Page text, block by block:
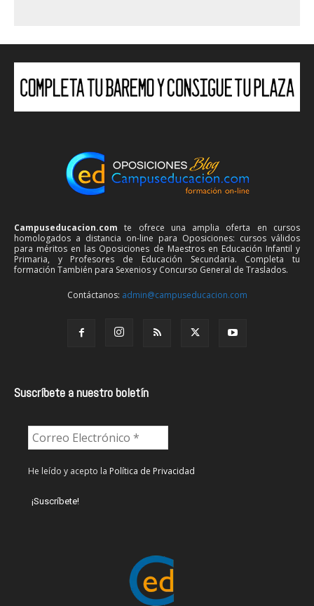
Campuseducacion.com te ofrece una amplia oferta en cursos
homologados a distancia on-line para Oposiciones: cursos válidos
para méritos en las Oposiciones de Maestros en Educación Infantil y
Primaria, y Profesores de Educación Secundaria. Completa tu
formación También para Sexenios y Concurso General de Traslados.
Contáctanos: admin@campuseducacion.com
Suscríbete a nuestro boletín
He leído y acepto la Política de Privacidad